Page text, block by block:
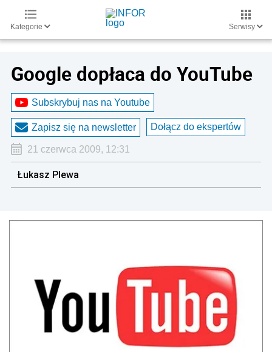
Kategorie Serwisy
Google dopłaca do YouTube
Subskrybuj nas na Youtube
Zapisz się na newsletter Dołącz do ekspertów
21 czerwca 2009, 12:31
Łukasz Plewa